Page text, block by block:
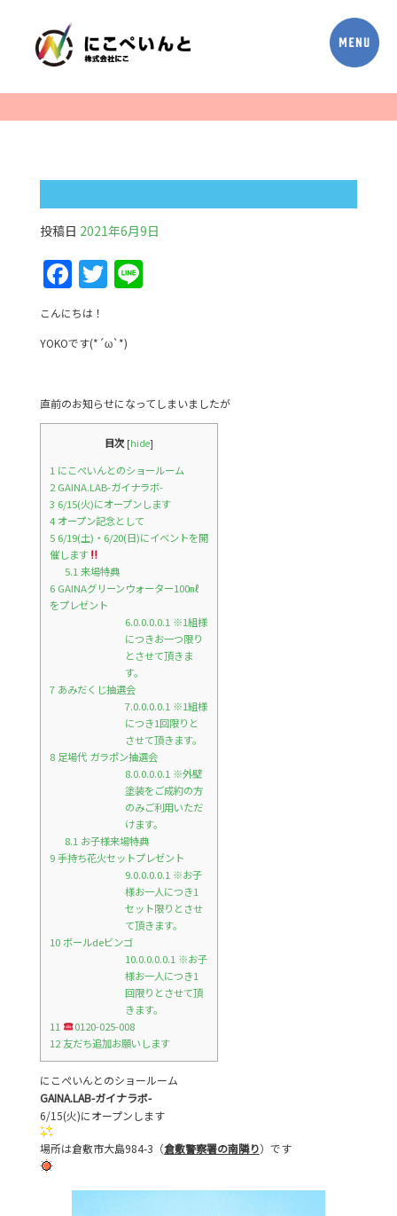
投稿日 2021年6月9日
F
a
c
e
o
k
T
w
itt
er
Li
こんにちは！
YOKOです(*´ω`*)
直前のお知らせになってしまいましたが
目次 [hide]
1 にこぺいんとのショールーム
2GAINA.LAB-ガイナラボ-
3 6/15(火)にオープンします
4オープン記念として
56/19(土)・6/20(日)にイベントを開
催します
5.1 来場特典
6GAINAグリーンウォーター100㎖
をプレゼント
6.0.0.0.0.1 ※1組様
につきお一つ限り
とさせて頂きま
す。
7あみだくじ抽選会
7.0.0.0.0.1 ※1組様
につき1回限りと
させて頂きます。
8足場代 ガラポン抽選会
8.0.0.0.0.1 ※外壁
塗装をご成約の方
のみご利用いただ
けます。
8.1 お子様来場特典
9手持ち花火セットプレゼント
9.0.0.0.0.1 ※お子
様お一人につき1
セット限りとさせ
て頂きます。
10ボールdeビンゴ
10.0.0.0.0.1 ※お子
様お一人につき1
回限りとさせて頂
きます。
11
0120-025-008
12友だち追加お願いします
にこぺいんとのショールーム
GAINA.LAB-ガイナラボ-
6/15(火)にオープンします
場所は倉敷市大島984-3（倉敷警察署の南隣り）です